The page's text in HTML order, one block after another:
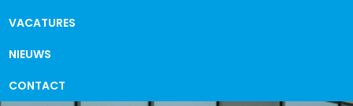
VACATURES
NIEUWS
CONTACT